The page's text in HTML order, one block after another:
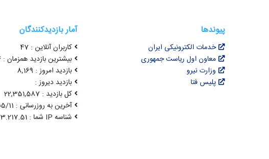
پیوندها
خدمات الکترونیکی ایران
معاون اول ریاست جمهوری
وزارت نیرو
پلیس فتا
آمار بازدیدکنندگان
کاربران آنلاین : 47
بیشترین بازدید همزمان : 1234
بازدید امروز : 8,169
بازدید دیروز :
کل بازدید : 22,351,587
آخرین به روزرسانی : 1405/05/11 12:38:54
شناسه IP شما : 216.73.217.51